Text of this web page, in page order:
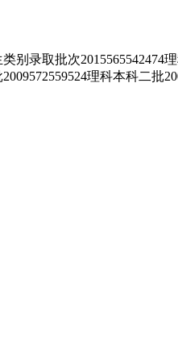
录取批次2015565542474
理科本科二批